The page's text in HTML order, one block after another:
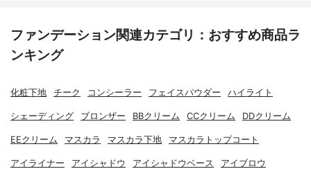
ファンデーション関連カテゴリ：おすすめ商品ラ
ンキング
化粧下地 チーク コンシーラー フェイスパウダー ハイライト
シェーディング ブロンザー BBクリーム CCクリーム DDクリーム
EEクリーム マスカラ マスカラ下地 マスカラトップコート
アイライナー アイシャドウ アイシャドウベース アイブロウ